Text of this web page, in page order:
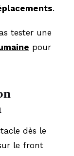
.
tester une
pour
dès le
le front